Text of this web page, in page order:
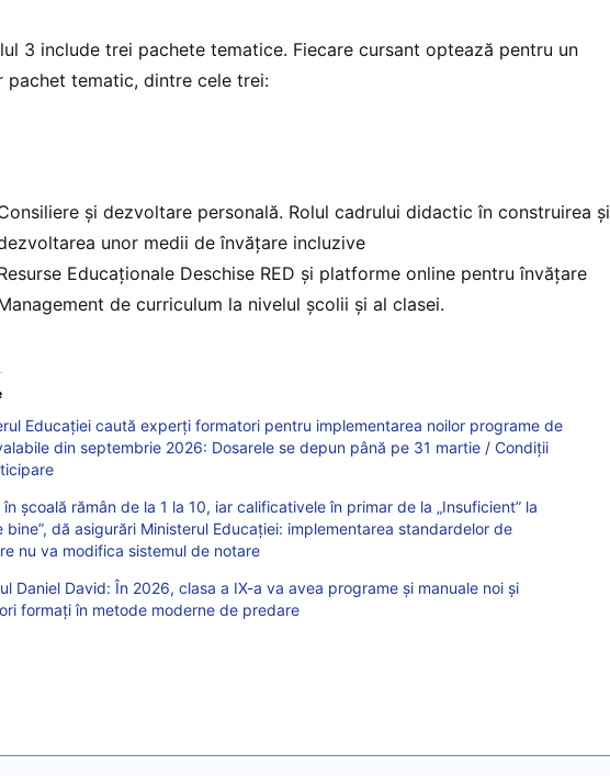
3 include trei pachete tematice. Fiecare cursant optează pentru un
pachet tematic, dintre cele trei:
și dezvoltare personală. Rolul cadrului didactic în construirea și
unor medii de învățare incluzive
Educaţionale Deschise RED şi platforme online pentru învăţare
de curriculum la nivelul școlii și al clasei.
Educației caută experți formatori pentru implementarea noilor programe de
din septembrie 2026: Dosarele se depun până pe 31 martie / Condiții
în școală rămân de la 1 la 10, iar calificativele în primar de la „Insuficient” la
bine”, dă asigurări Ministerul Educației: implementarea standardelor de
nu va modifica sistemul de notare
Daniel David: În 2026, clasa a IX-a va avea programe și manuale noi și
formați în metode moderne de predare